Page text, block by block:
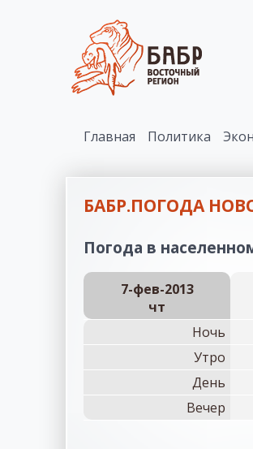
Главная Политика
БАБР.ПОГОДА
Погода в
7-фев-2013
чт
Ночь
Утро
День
Вечер